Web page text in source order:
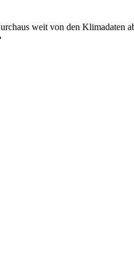
weit von den Klimadaten